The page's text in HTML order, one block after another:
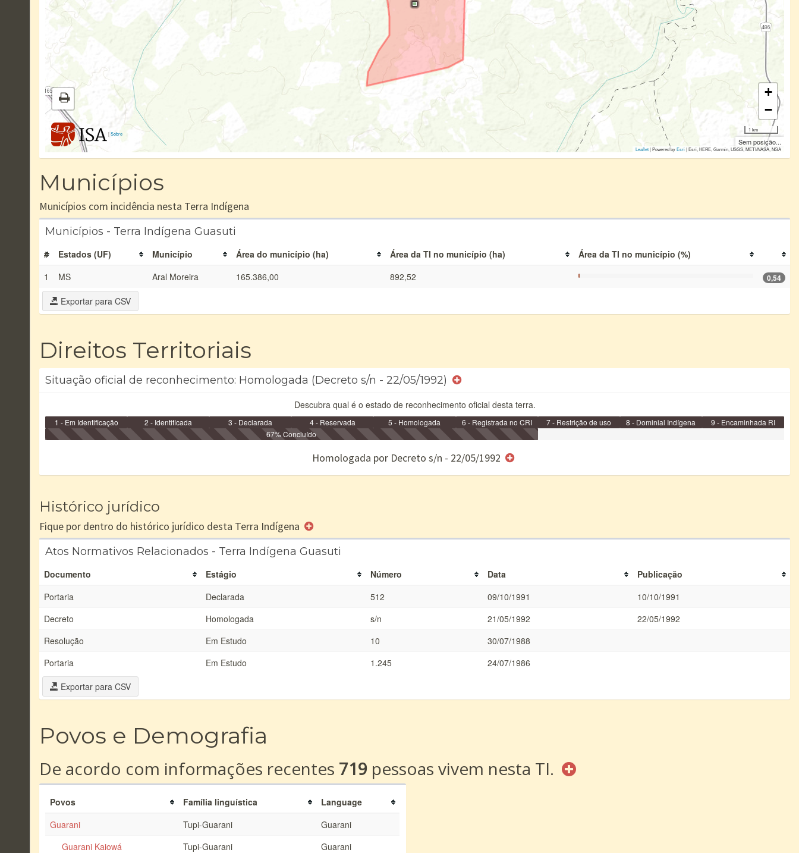
|Sobre
+
−
1 km
Sem posição...
Leaflet| Powered byEsri|Esri, HERE, Garmin, USGS, METI/NASA, NGA
Municípios
Municípios com incidência nesta Terra Indígena
Municípios - Terra Indígena Guasuti
# Estados (UF) Município Área do município (ha) Área da TI no município (ha)
Área da TI no município (%)
1
MS Aral Moreira 165.386,00 892,52 0,54
Exportar para CSV
Direitos Territoriais
Situação oficial de reconhecimento: Homologada (Decreto s/n - 22/05/1992)
Descubra qual é o estado de reconhecimento oficial desta terra.
1 - Em Identificação 2 - Identificada 3 - Declarada 4 - Reservada 5 - Homologada
6 - Registrada no CRI
e/ou SPU
7 - Restrição de uso 8 - Dominial Indígena
9 - Encaminhada RI
67% Concluído
Homologada por Decreto s/n - 22/05/1992
Histórico jurídico
Fique por dentro do histórico jurídico desta Terra Indígena
Atos Normativos Relacionados - Terra Indígena Guasuti
Documento Estágio Número Data
Publicação
Portaria
Declarada 512 09/10/1991
10/10/1991
Decreto
Homologada s/n 21/05/1992
22/05/1992
Resolução
Em Estudo 10
30/07/1988
Portaria
Em Estudo 1.245
24/07/1986
Exportar para CSV
Povos e Demografia
De acordo com informações recentes 719 pessoas vivem nesta TI.
Povos Família linguística
Language
Guarani
Tupi-Guarani
Guarani
Guarani Kaiowá
Tupi-Guarani
Guarani